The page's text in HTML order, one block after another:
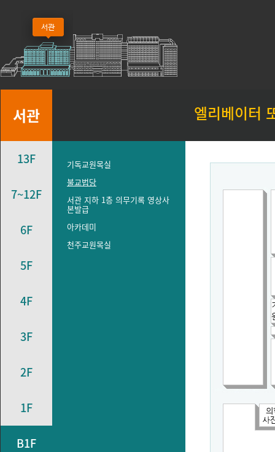
서관 엘리베이터
13F
7~12F
6F
5F
4F
3F
2F
1F
B1F
기독교원목실
불교법당
서관 지하 1층 의무기록 영상사
본발급
아카데미
천주교원목실